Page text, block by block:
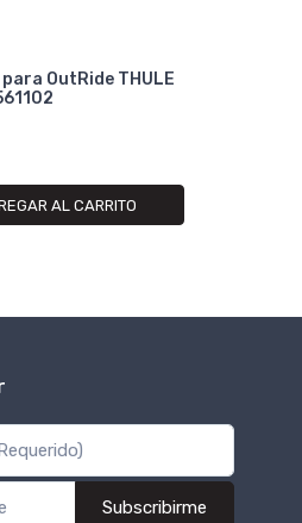
OutRide THULE
AL CARRITO
Subscribirme